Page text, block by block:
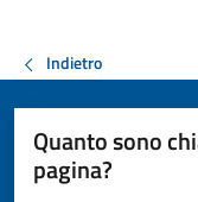
Indietro
Quanto sono
pagina?